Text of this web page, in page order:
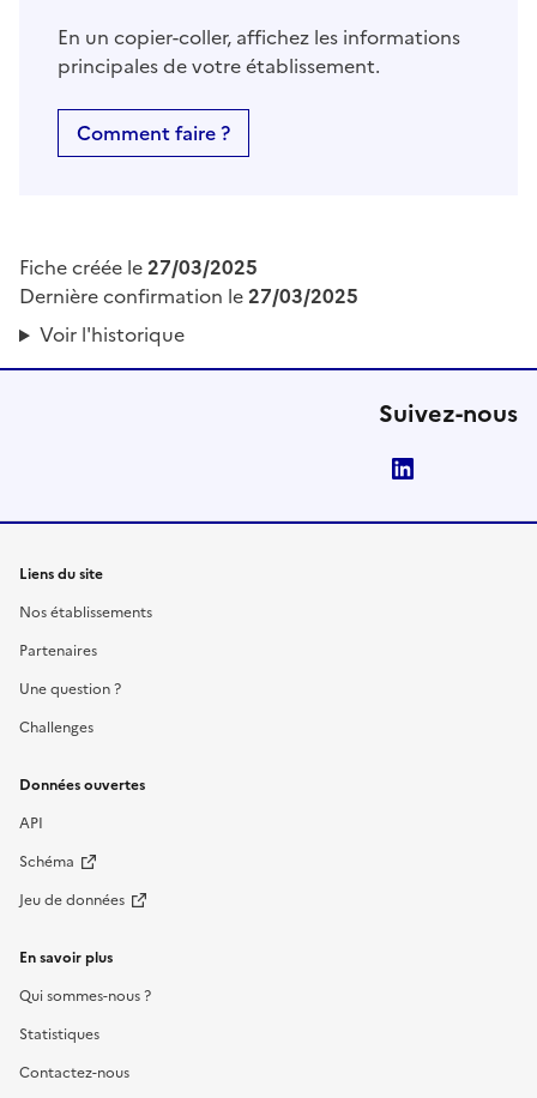
En un copier-coller, affichez les informations
principales de votre établissement.
Comment faire ?
Fiche créée le27/03/2025
Dernière confirmation le27/03/2025
Voir l'historique
Suivez-nous
Liens du site
Nos établissements
Partenaires
Une question ?
Challenges
Données ouvertes
API
Schéma
Jeu de données
En savoir plus
Qui sommes-nous ?
Statistiques
Contactez-nous